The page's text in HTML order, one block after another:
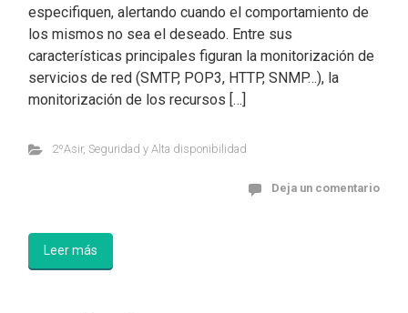
especifiquen, alertando cuando el comportamiento de
los mismos no sea el deseado. Entre sus
características principales figuran la monitorización de
servicios de red (SMTP, POP3, HTTP, SNMP…), la
monitorización de los recursos […]
2ºAsir, Seguridad y Alta disponibilidad
Deja un comentario
Leer más